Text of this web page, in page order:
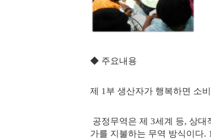
◆ 주요내용
제 1부 생산자가 행복하면 소
공정무역은 제 3세계 등, 상
가를 지불하는 무역 방식이다.